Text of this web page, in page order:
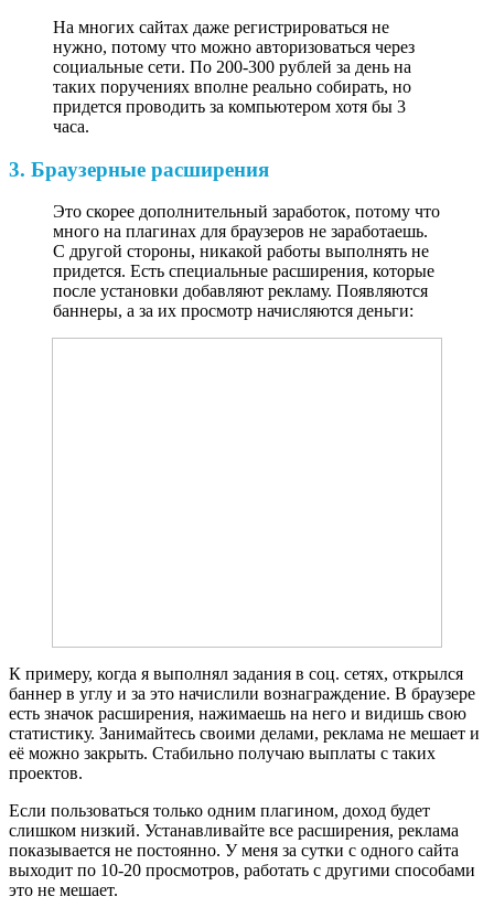
На многих сайтах даже регистрироваться не
нужно, потому что можно авторизоваться через
социальные сети. По 200-300 рублей за день на
таких поручениях вполне реально собирать, но
придется проводить за компьютером хотя бы 3
часа.
3. Браузерные расширения
Это скорее дополнительный заработок, потому что
много на плагинах для браузеров не заработаешь.
С другой стороны, никакой работы выполнять не
придется. Есть специальные расширения, которые
после установки добавляют рекламу. Появляются
баннеры, а за их просмотр начисляются деньги:
К примеру, когда я выполнял задания в соц. сетях, открылся
баннер в углу и за это начислили вознаграждение. В браузере
есть значок расширения, нажимаешь на него и видишь свою
статистику. Занимайтесь своими делами, реклама не мешает и
её можно закрыть. Стабильно получаю выплаты с таких
проектов.
Если пользоваться только одним плагином, доход будет
слишком низкий. Устанавливайте все расширения, реклама
показывается не постоянно. У меня за сутки с одного сайта
выходит по 10-20 просмотров, работать с другими способами
это не мешает.